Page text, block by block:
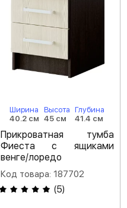
Ширина
40.2 см
Высота
45 см
Глубина
41.4 см
Прикроватная тумба
Фиеста с ящиками
венге/лоредо
Код товара: 187702
(5)